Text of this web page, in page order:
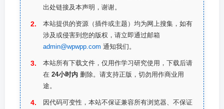
出处链接及本声明，谢谢。
本站提供的资源（插件或主题）均为网上搜集，如有
涉及或侵害到您的版权，请立即通过邮箱
admin@wpwpp.com 通知我们。
本站所有下载文件，仅用作学习研究使用，下载后请
在 24小时内 删除。请支持正版，切勿用作商业用
途。
因代码可变性，本站不保证兼容所有浏览器、不保证